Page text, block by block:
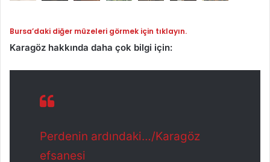
Bursa’daki diğer müzeleri görmek için tıklayın.
Karagöz hakkında daha çok bilgi için:
Perdenin ardındaki…/Karagöz
efsanesi